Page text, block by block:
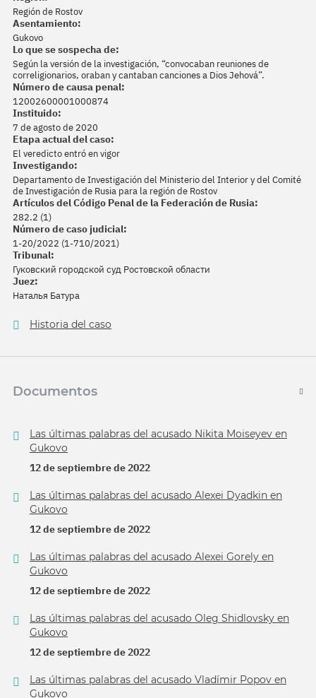
Región de Rostov
Asentamiento:
Gukovo
Lo que se sospecha de:
Según la versión de la investigación, “convocaban reuniones de
correligionarios, oraban y cantaban canciones a Dios Jehová”.
Número de causa penal:
12002600001000874
Instituido:
7 de agosto de 2020
Etapa actual del caso:
El veredicto entró en vigor
Investigando:
Departamento de Investigación del Ministerio del Interior y del Comité
de Investigación de Rusia para la región de Rostov
Artículos del Código Penal de la Federación de Rusia:
282.2 (1)
Número de caso judicial:
1-20/2022 (1-710/2021)
Tribunal:
Гуковский городской суд Ростовской области
Juez:
Наталья Батура
Historia del caso
Documentos
Las últimas palabras del acusado Nikita Moiseyev en
Gukovo
12 de septiembre de 2022
Las últimas palabras del acusado Alexei Dyadkin en
Gukovo
12 de septiembre de 2022
Las últimas palabras del acusado Alexei Gorely en
Gukovo
12 de septiembre de 2022
Las últimas palabras del acusado Oleg Shidlovsky en
Gukovo
12 de septiembre de 2022
Las últimas palabras del acusado Vladímir Popov en
Gukovo